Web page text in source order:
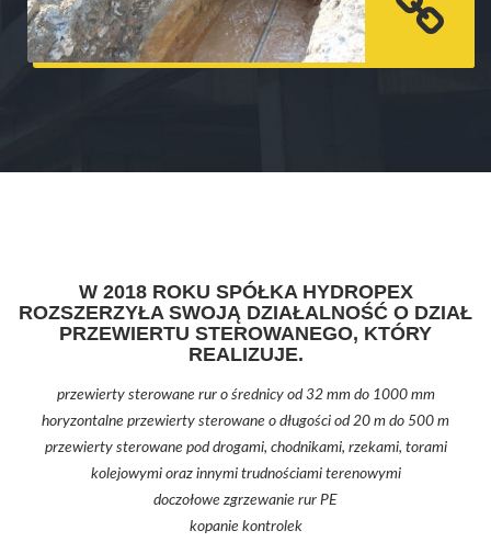
W 2018 ROKU SPÓŁKA HYDROPEX
ROZSZERZYŁA SWOJĄ DZIAŁALNOŚĆ O DZIAŁ
PRZEWIERTU STEROWANEGO, KTÓRY
REALIZUJE.
przewierty sterowane rur o średnicy od 32 mm do 1000 mm
horyzontalne przewierty sterowane o długości od 20 m do 500 m
przewierty sterowane pod drogami, chodnikami, rzekami, torami
kolejowymi oraz innymi trudnościami terenowymi
doczołowe zgrzewanie rur PE
kopanie kontrolek